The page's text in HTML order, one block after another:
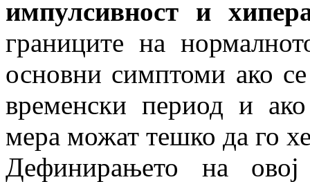
импулсивност и
границите на
основни симптоми ако
временски период и
мера можат тешко да го
Дефинирањето на